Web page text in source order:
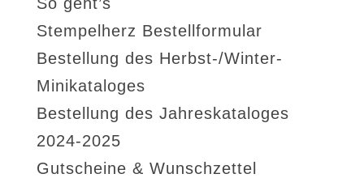
Stempelherz Bestellformular
Bestellung des Herbst-/Winter-
Minikataloges
Bestellung des Jahreskataloges
2024-2025
Gutscheine & Wunschzettel